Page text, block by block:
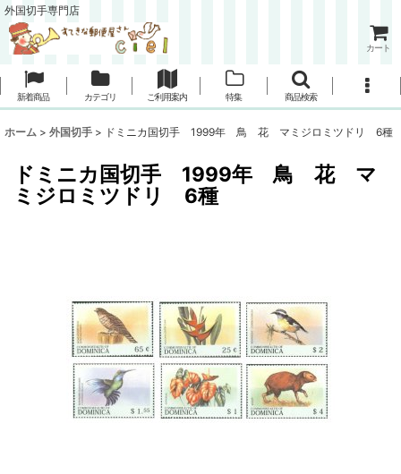
外国切手専門店
カート
新着商品 カテゴリ ご利用案内 特集 商品検索
ホーム > 外国切手 > ドミニカ国切手 1999年 鳥 花 マミジロミツドリ 6種
ドミニカ国切手 1999年 鳥 花 マ
ミジロミツドリ 6種